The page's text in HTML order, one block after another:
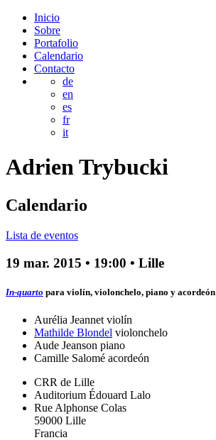
Inicio
Sobre
Portafolio
Calendario
Contacto
de
en
es
fr
it
AdrienTrybucki
Calendario
Lista de eventos
19 mar. 2015 • 19:00 • Lille
In-quarto para violín, violonchelo, piano y acordeón
Aurélia Jeannet violín
Mathilde Blondel violonchelo
Aude Jeanson piano
Camille Salomé acordeón
CRR de Lille
Auditorium Édouard Lalo
Rue Alphonse Colas
59000 Lille
Francia